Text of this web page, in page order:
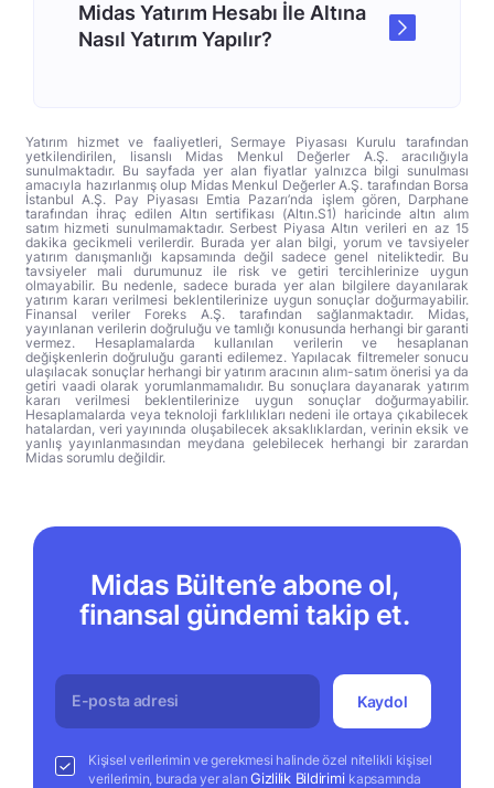
Midas Yatırım Hesabı İle Altına
Nasıl Yatırım Yapılır?
Yatırım hizmet ve faaliyetleri, Sermaye Piyasası Kurulu tarafından
yetkilendirilen, lisanslı Midas Menkul Değerler A.Ş. aracılığıyla
sunulmaktadır. Bu sayfada yer alan fiyatlar yalnızca bilgi sunulması
amacıyla hazırlanmış olup Midas Menkul Değerler A.Ş. tarafından Borsa
İstanbul A.Ş. Pay Piyasası Emtia Pazarı’nda işlem gören, Darphane
tarafından ihraç edilen Altın sertifikası (Altın.S1) haricinde altın alım
satım hizmeti sunulmamaktadır. Serbest Piyasa Altın verileri en az 15
dakika gecikmeli verilerdir. Burada yer alan bilgi, yorum ve tavsiyeler
yatırım danışmanlığı kapsamında değil sadece genel niteliktedir. Bu
tavsiyeler mali durumunuz ile risk ve getiri tercihlerinize uygun
olmayabilir. Bu nedenle, sadece burada yer alan bilgilere dayanılarak
yatırım kararı verilmesi beklentilerinize uygun sonuçlar doğurmayabilir.
Finansal veriler Foreks A.Ş. tarafından sağlanmaktadır. Midas,
yayınlanan verilerin doğruluğu ve tamlığı konusunda herhangi bir garanti
vermez. Hesaplamalarda kullanılan verilerin ve hesaplanan
değişkenlerin doğruluğu garanti edilemez. Yapılacak filtremeler sonucu
ulaşılacak sonuçlar herhangi bir yatırım aracının alım-satım önerisi ya da
getiri vaadi olarak yorumlanmamalıdır. Bu sonuçlara dayanarak yatırım
kararı verilmesi beklentilerinize uygun sonuçlar doğurmayabilir.
Hesaplamalarda veya teknoloji farklılıkları nedeni ile ortaya çıkabilecek
hatalardan, veri yayınında oluşabilecek aksaklıklardan, verinin eksik ve
yanlış yayınlanmasından meydana gelebilecek herhangi bir zarardan
Midas sorumlu değildir.
Midas Bülten’e abone ol,
finansal gündemi takip et.
Kaydol
Kişisel verilerimin ve gerekmesi halinde özel nitelikli kişisel
verilerimin, burada yer alanGizlilik Bildirimi kapsamında